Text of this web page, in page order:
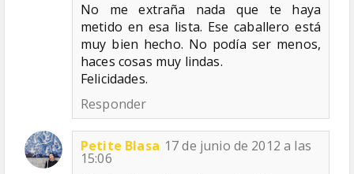
No me extraña nada que te haya
metido en esa lista. Ese caballero está
muy bien hecho. No podía ser menos,
haces cosas muy lindas.
Felicidades.
Responder
Petite Blasa 17 de junio de 2012 a las
15:06